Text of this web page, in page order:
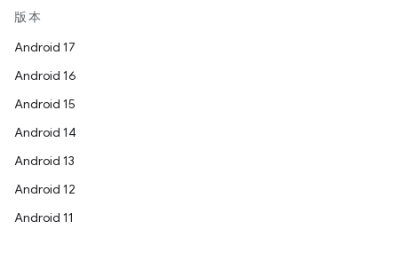
版本
Android 17
Android 16
Android 15
Android 14
Android 13
Android 12
Android 11